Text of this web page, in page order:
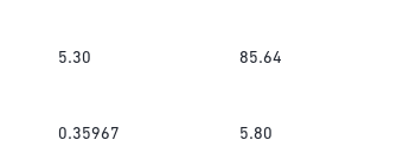
5.30 85.64
0.35967 5.80